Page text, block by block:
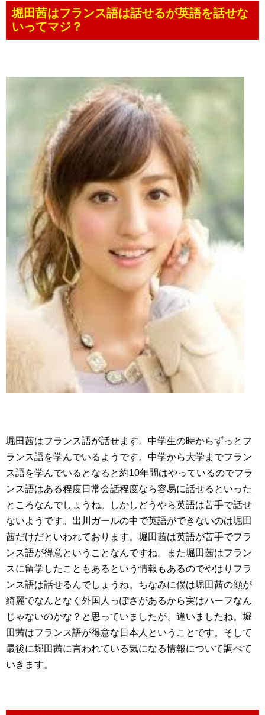
堀田茜はフランス語は話せるが英語を話せな
いってマジ？
堀田茜はフランス語が話せます。中学生の時からずっとフ
ランス語を学んでいるようです。中学から大学までフラン
ス語を学んでいるとなると約10年間はやっているのでフラ
ンス語はある程度日常会話程度なら容易に話せるといった
ところなんでしょうね。しかしどうやら英語は苦手で話せ
ないようです。出川ガールの中で英語ができないのは堀田
茜だけだといわれております。堀田茜は英語が苦手でフラ
ンス語が得意ということなんですね。また堀田茜はフラン
スに留学したこともあるという情報もあるのでやはりフラ
ンス語は話せるんでしょうね。ちなみに僕は堀田茜の顔が
綺麗でなんとなく外国人っぽさがあるから実はハーフなん
じゃないのかな？と思っていましたが、違いましたね。堀
田茜はフランス語が得意な日本人ということです。そして
最後に堀田茜に言われている気になる情報について調べて
いきます。